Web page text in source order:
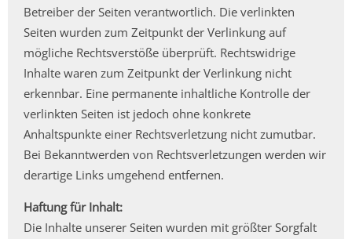
Betreiber der Seiten verantwortlich. Die verlinkten
Seiten wurden zum Zeitpunkt der Verlinkung auf
mögliche Rechtsverstöße überprüft. Rechtswidrige
Inhalte waren zum Zeitpunkt der Verlinkung nicht
erkennbar. Eine permanente inhaltliche Kontrolle der
verlinkten Seiten ist jedoch ohne konkrete
Anhaltspunkte einer Rechtsverletzung nicht zumutbar.
Bei Bekanntwerden von Rechtsverletzungen werden wir
derartige Links umgehend entfernen.
Haftung für Inhalt:
Die Inhalte unserer Seiten wurden mit größter Sorgfalt